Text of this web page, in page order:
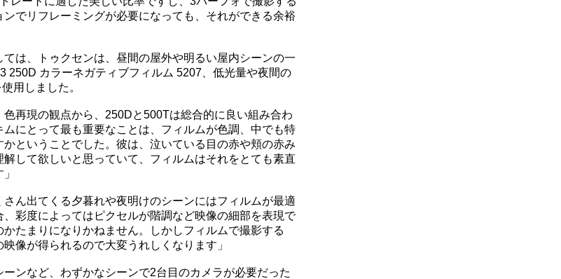
ンでリフレーミングが必要になっても、それができる余裕
は、トゥクセンは、昼間の屋外や明るい屋内シーンの一
250D カラーネガティブフィルム 5207、低光量や夜間の
用しました。
色再現の観点から、250Dと500Tは総合的に良い組み合わ
にとって最も重要なことは、フィルムが色調、中でも特
ということでした。彼は、泣いている目の赤や頬の赤み
して欲しいと思っていて、フィルムはそれをとても素直
さん出てくる夕暮れや夜明けのシーンにはフィルムが最適
彩度によってはピクセルが階調など映像の細部を表現で
かたまりになりかねません。しかしフィルムで撮影する
像が得られるので大変うれしくなります」
ンなど、わずかなシーンで2台目のカメラが必要だった